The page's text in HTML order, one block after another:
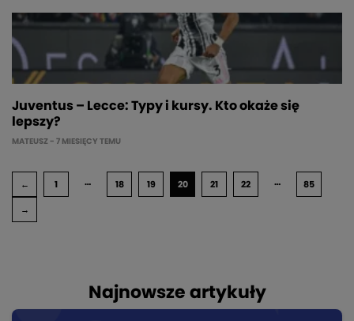
Juventus – Lecce: Typy i kursy. Kto okaże się
lepszy?
MATEUSZ - 7 MIESIĘCY TEMU
← 1 … 18 19 20 21 22 … 85
→
Najnowsze artykuły